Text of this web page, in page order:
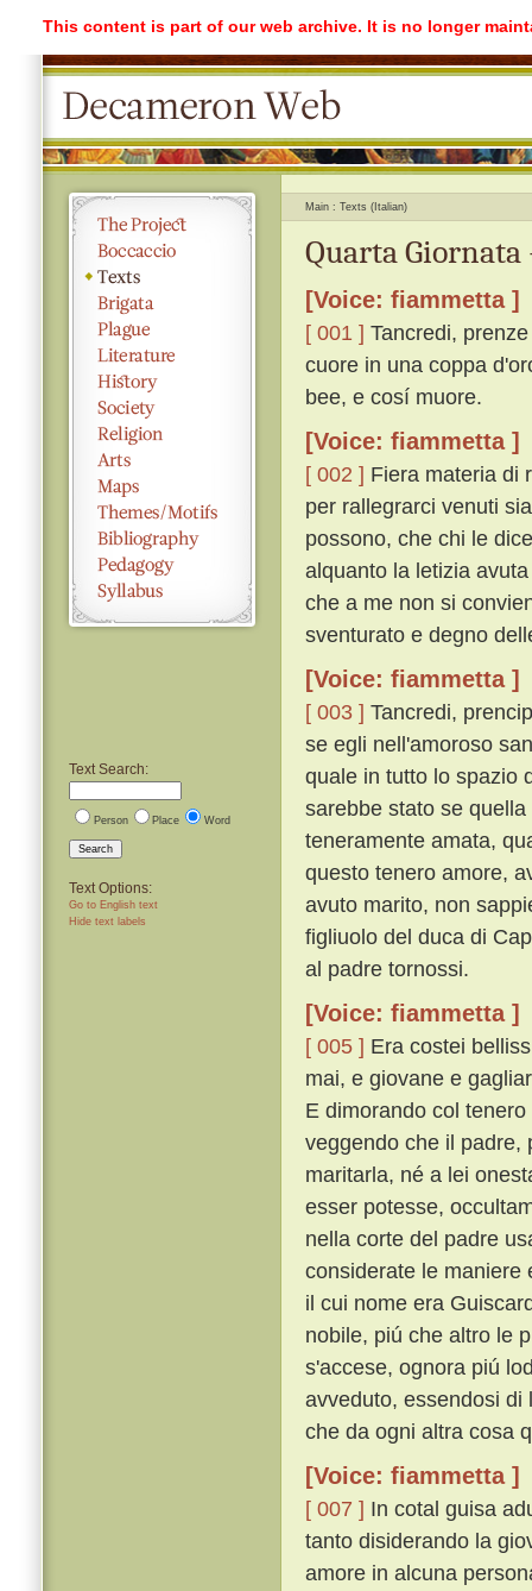
This content is part of our web archive. It is no longer
Text Search:
Person Place Word
Search
Text Options:
Go to English text
Hide text labels
Main Texts (Italian)
Quarta
[Voice: fiammetta ]
[ 001 ] Tancredi,
cuore in una coppa
bee, e cosí muore.
[Voice: fiammetta ]
[ 002 ] Fiera materia di
per rallegrarci venuti
possono, che chi le
alquanto la letizia
che a me non si
sventurato e degno
[Voice: fiammetta ]
[ 003 ] Tancredi,
se egli nell'amoroso
quale in tutto lo spazio
sarebbe stato se
teneramente amata,
questo tenero amore,
avuto marito, non
figliuolo del duca di
al padre tornossi.
[Voice: fiammetta ]
[ 005 ] Era costei
mai, e giovane e
E dimorando col
veggendo che il padre,
maritarla, né a lei
esser potesse,
nella corte del padre
considerate le maniere
il cui nome era
nobile, piú che altro le
s'accese, ognora piú
avveduto, essendosi di
che da ogni altra cosa
[Voice: fiammetta ]
[ 007 ] In cotal guisa
tanto disiderando la
amore in alcuna